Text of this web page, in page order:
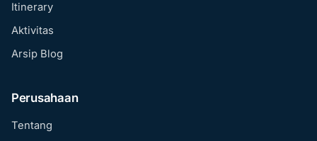
Itinerary
Aktivitas
Arsip Blog
Perusahaan
Tentang